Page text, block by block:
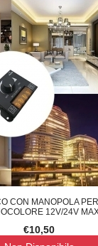
CON MANOPOLA
12V/24V
€10,50